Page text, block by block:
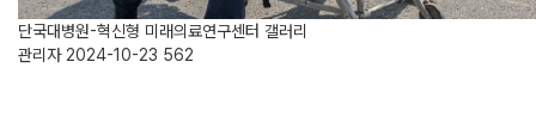
단국대병원-혁신형 미래의료연구센터 갤러리
관리자 2024-10-23 562